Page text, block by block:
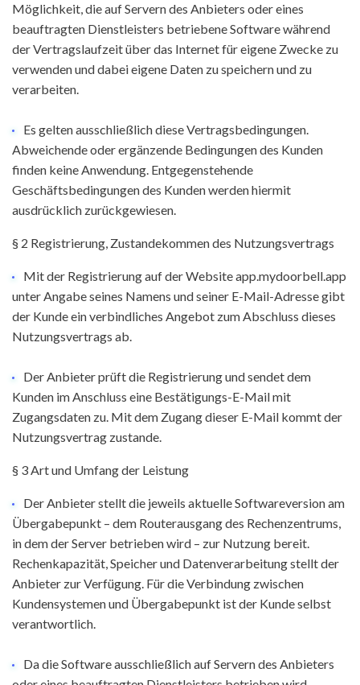
Möglichkeit, die auf Servern des Anbieters oder eines
beauftragten Dienstleisters betriebene Software während
der Vertragslaufzeit über das Internet für eigene Zwecke zu
verwenden und dabei eigene Daten zu speichern und zu
verarbeiten.
Es gelten ausschließlich diese Vertragsbedingungen.
Abweichende oder ergänzende Bedingungen des Kunden
finden keine Anwendung. Entgegenstehende
Geschäftsbedingungen des Kunden werden hiermit
ausdrücklich zurückgewiesen.
§ 2 Registrierung, Zustandekommen des Nutzungsvertrags
Mit der Registrierung auf der Website app.mydoorbell.app
unter Angabe seines Namens und seiner E-Mail-Adresse gibt
der Kunde ein verbindliches Angebot zum Abschluss dieses
Nutzungsvertrags ab.
Der Anbieter prüft die Registrierung und sendet dem
Kunden im Anschluss eine Bestätigungs-E-Mail mit
Zugangsdaten zu. Mit dem Zugang dieser E-Mail kommt der
Nutzungsvertrag zustande.
§ 3 Art und Umfang der Leistung
Der Anbieter stellt die jeweils aktuelle Softwareversion am
Übergabepunkt – dem Routerausgang des Rechenzentrums,
in dem der Server betrieben wird – zur Nutzung bereit.
Rechenkapazität, Speicher und Datenverarbeitung stellt der
Anbieter zur Verfügung. Für die Verbindung zwischen
Kundensystemen und Übergabepunkt ist der Kunde selbst
verantwortlich.
Da die Software ausschließlich auf Servern des Anbieters